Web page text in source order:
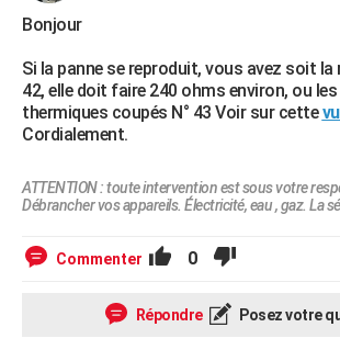
Bonjour
Si la panne se reproduit, vous avez soit la
42, elle doit faire 240 ohms environ, ou
thermiques coupés N° 43 Voir sur cette
Cordialement.
ATTENTION : toute intervention est sous votre
Débrancher vos appareils. Électricité, eau , gaz. La
Commenter 0
Répondre Posez votre